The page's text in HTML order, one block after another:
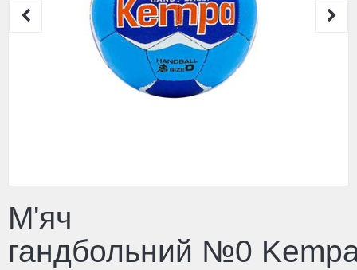
М'яч
гандбольний №0